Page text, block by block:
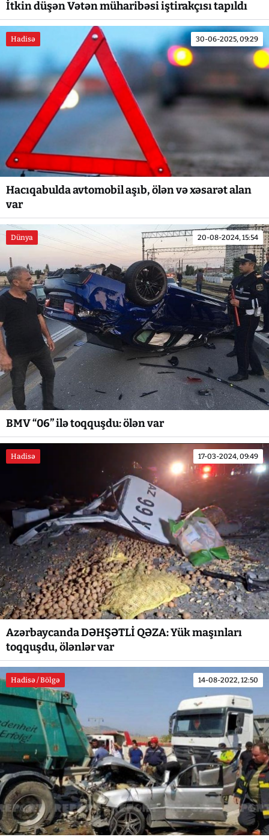
İtkin düşən Vətən müharibəsi iştirakçısı tapıldı
Hadisə 30-06-2025, 09:29
Hacıqabulda avtomobil aşıb, ölən və xəsarət alan
var
Dünya 20-08-2024, 15:54
BMV “06” ilə toqquşdu: ölən var
Hadisə 17-03-2024, 09:49
Azərbaycanda DƏHŞƏTLİ QƏZA: Yük maşınları
toqquşdu, ölənlər var
Hadisə / Bölgə 14-08-2022, 12:50